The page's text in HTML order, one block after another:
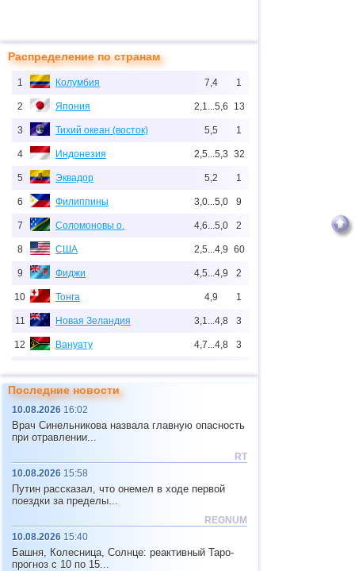
Распределение по странам
1 Колумбия 7,4 1
2 Япония 2,1...5,6 13
3 Тихий океан (восток) 5,5 1
4 Индонезия 2,5...5,3 32
5 Эквадор 5,2 1
6 Филиппины 3,0...5,0 9
7 Соломоновы о. 4,6...5,0 2
8 США 2,5...4,9 60
9 Фиджи 4,5...4,9 2
10 Тонга 4,9 1
11 Новая Зеландия 3,1...4,8 3
12 Вануату 4,7...4,8 3
Россия
1 Сахалинская
область
2Камчатский край
15 Чили
16 Перу 4,6
4,6 1
18 Папуа-Новая Гвинея
19 Турция
Последние новости
10.08.2026 16:02
Врач Синельникова назвала главную опасность
при отравлении...
RT
10.08.2026 15:58
Путин рассказал, что онемел в ходе первой
поездки за пределы...
REGNUM
10.08.2026 15:40
Башня, Колесница, Солнце: реактивный Таро-
прогноз с 10 по 15...